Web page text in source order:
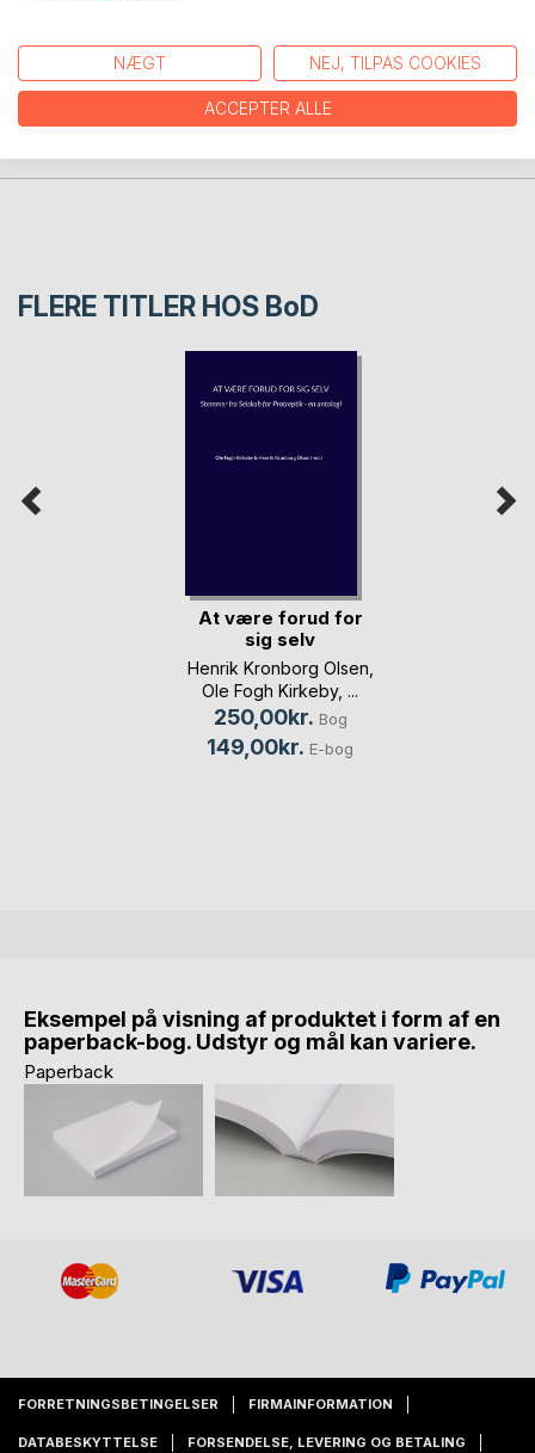
PRESSEN SKRIVER
FLERE TITLER HOS BoD
At være forud for
sig selv
Henrik Kronborg Olsen
Ole Fogh Kirkeby, ...
250,00kr. Bog
149,00kr. E-bog
Eksempel på visning af produktet i form af en
paperback-bog. Udstyr og mål kan variere.
Paperback
FORRETNINGSBETINGELSER FIRMAINFORMATION
DATABESKYTTELSE FORSENDELSE, LEVERING OG BETALING
NÆGT NEJ, TILPAS COOKIES
ACCEPTER ALLE